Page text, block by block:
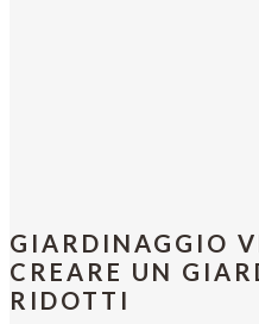
GIARDINAGGIO
CREARE UN
RIDOTTI